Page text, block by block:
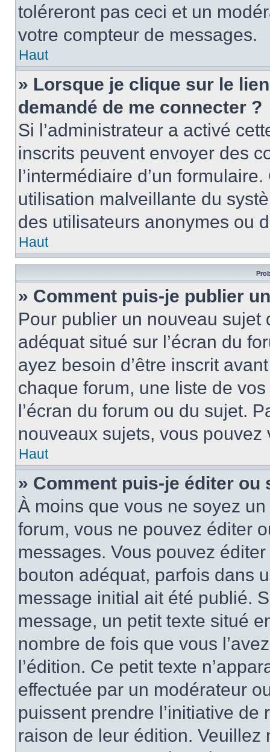
toléreront pas ceci et un
votre compteur de messages.
Haut
» Lorsque je clique sur le
demandé de me connecter ?
Si l’administrateur a activé
inscrits peuvent envoyer des
l’intermédiaire d’un
utilisation malveillante du
des utilisateurs anonymes ou
Haut
» Comment puis-je publier
Pour publier un nouveau
adéquat situé sur l’écran du
ayez besoin d’être inscrit
chaque forum, une liste de
l’écran du forum ou du sujet.
nouveaux sujets, vous
Haut
» Comment puis-je éditer
À moins que vous ne soyez
forum, vous ne pouvez éditer
messages. Vous pouvez
bouton adéquat, parfois dans
message initial ait été publié.
message, un petit texte situé
nombre de fois que vous
l’édition. Ce petit texte
effectuée par un modérateur
puissent prendre l’initiative
raison de leur édition.